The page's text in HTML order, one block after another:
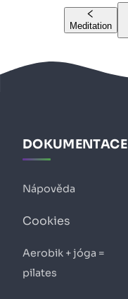
Meditation
DOKUMENTACE
Nápověda
Cookies
Aerobik + jóga =
pilates